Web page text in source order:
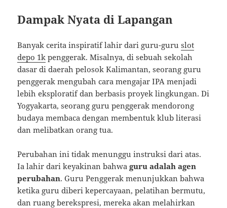
Dampak Nyata di Lapangan
Banyak cerita inspiratif lahir dari guru-guruslot
depo 1k penggerak. Misalnya, di sebuah sekolah
dasar di daerah pelosok Kalimantan, seorang guru
penggerak mengubah cara mengajar IPA menjadi
lebih eksploratif dan berbasis proyek lingkungan. Di
Yogyakarta, seorang guru penggerak mendorong
budaya membaca dengan membentuk klub literasi
dan melibatkan orang tua.
Perubahan ini tidak menunggu instruksi dari atas.
Ia lahir dari keyakinan bahwaguru adalah agen
perubahan. Guru Penggerak menunjukkan bahwa
ketika guru diberi kepercayaan, pelatihan bermutu,
dan ruang berekspresi, mereka akan melahirkan